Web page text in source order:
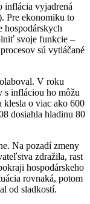
inflácia vyjadrená
Pre ekonomiku to
hospodárskych
svoje funkcie –
sú vytláčané
V roku
s infláciou ho môžu
o viac ako 600
dosiahla hladinu 80
Na pozadí zmeny
zdražila, rast
hospodárskeho
rovnaká, potom
od sladkostí.